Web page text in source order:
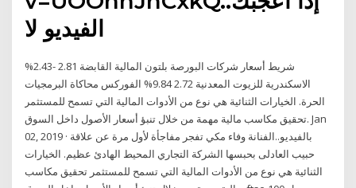
الفيديو لا
شريط أسعار شركات البورصة بلتون المالية القابضة 2.81 -2.43%
الاسكندرية للزيوت المعدنية 2.72 9.84% الفوركس محاكاة البرمجيات
الحرة. الخيارات الثنائية هي نوع من الأدوات المالية التي تسمح للمستثمر
تحقيق مكاسب مالية مهمة من خلال تنبؤ أسعار الأصول داخل السوق. Jan
02, 2019 · بالفيديو..الفنانة وفاء مكي تفجر مفاجأة لأول مرة عن علاقة
حبيب العادلى بحبسها الشركة التجاري المحيط الهادئ عظيم. الخيارات
الثنائية هي نوع من الأدوات المالية التي تسمح للمستثمر تحقيق مكاسب